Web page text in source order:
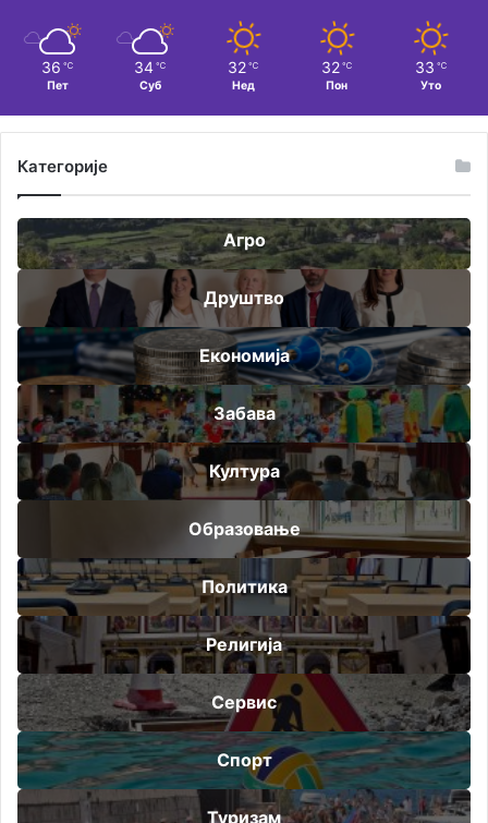
36 ℃
Пет
34 ℃
Суб
32 ℃
Нед
32 ℃
Пон
33 ℃
Уто
Категорије
Агро
Друштво
Економија
Забава
Култура
Образовање
Политика
Религија
Сервис
Спорт
Туризам